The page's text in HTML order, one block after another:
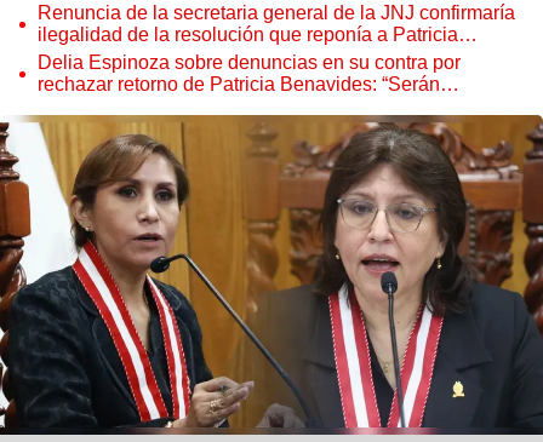
Renuncia de la secretaria general de la JNJ confirmaría
ilegalidad de la resolución que reponía a Patricia
Benavides
Delia Espinoza sobre denuncias en su contra por
rechazar retorno de Patricia Benavides: “Serán